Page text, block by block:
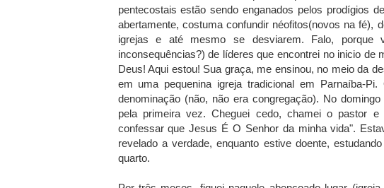
pentecostais estão sendo enganados pelos prodígios
abertamente, costuma confundir néofitos(novos na fé),
igrejas e até mesmo se desviarem. Falo, porque
inconsequências?) de líderes que encontrei no inicio
Deus! Aqui estou! Sua graça, me ensinou, no meio da
em uma pequenina igreja tradicional em Parnaíba-
denominação (não, não era congregação). No
pela primeira vez. Cheguei cedo, chamei o pastor
confessar que Jesus É O Senhor da minha vida".
revelado a verdade, enquanto estive doente,
quarto.